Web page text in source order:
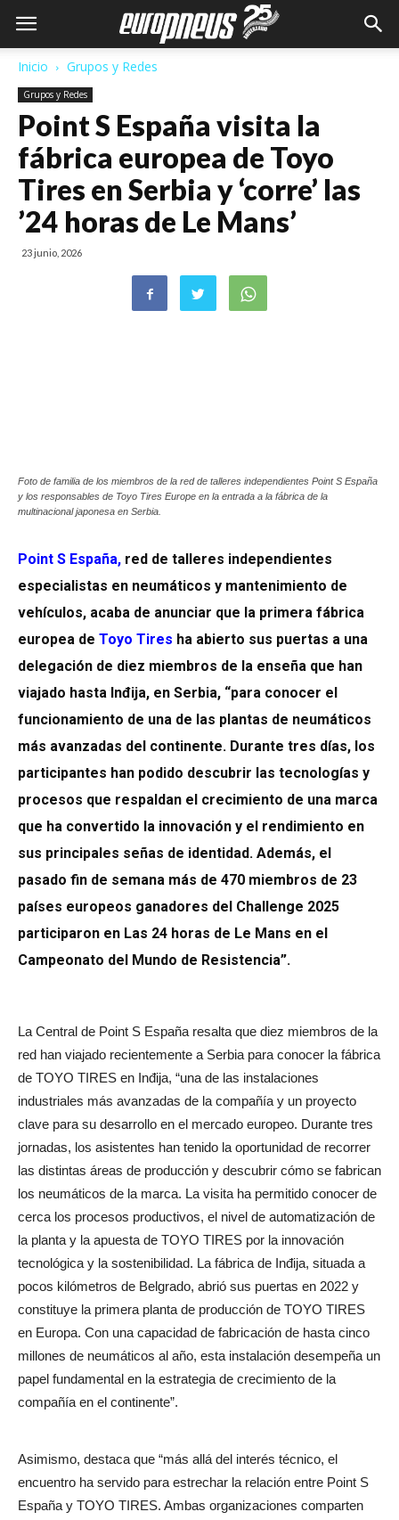
Inicio Grupos y Redes
Grupos y Redes
Point S España visita la
fábrica europea de Toyo
Tires en Serbia y ‘corre’ las
’24 horas de Le Mans’
23 junio, 2026
Foto de familia de los miembros de la red de talleres independientes Point S España
y los responsables de Toyo Tires Europe en la entrada a la fábrica de la
multinacional japonesa en Serbia.
Point S España, red de talleres independientes
especialistas en neumáticos y mantenimiento de
vehículos, acaba de anunciar que la primera fábrica
europea de Toyo Tires ha abierto sus puertas a una
delegación de diez miembros de la enseña que han
viajado hasta Inđija, en Serbia, “para conocer el
funcionamiento de una de las plantas de neumáticos
más avanzadas del continente. Durante tres días, los
participantes han podido descubrir las tecnologías y
procesos que respaldan el crecimiento de una marca
que ha convertido la innovación y el rendimiento en
sus principales señas de identidad. Además, el
pasado fin de semana más de 470 miembros de 23
países europeos ganadores del Challenge 2025
participaron en Las 24 horas de Le Mans en el
Campeonato del Mundo de Resistencia”.
La Central de Point S España resalta que diez miembros de la
red han viajado recientemente a Serbia para conocer la fábrica
de TOYO TIRES en Inđija, “una de las instalaciones
industriales más avanzadas de la compañía y un proyecto
clave para su desarrollo en el mercado europeo. Durante tres
jornadas, los asistentes han tenido la oportunidad de recorrer
las distintas áreas de producción y descubrir cómo se fabrican
los neumáticos de la marca. La visita ha permitido conocer de
cerca los procesos productivos, el nivel de automatización de
la planta y la apuesta de TOYO TIRES por la innovación
tecnológica y la sostenibilidad. La fábrica de Inđija, situada a
pocos kilómetros de Belgrado, abrió sus puertas en 2022 y
constituye la primera planta de producción de TOYO TIRES
en Europa. Con una capacidad de fabricación de hasta cinco
millones de neumáticos al año, esta instalación desempeña un
papel fundamental en la estrategia de crecimiento de la
compañía en el continente”.
Asimismo, destaca que “más allá del interés técnico, el
encuentro ha servido para estrechar la relación entre Point S
España y TOYO TIRES. Ambas organizaciones comparten